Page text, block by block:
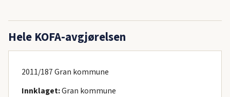
Hele KOFA-avgjørelsen
2011/187 Gran kommune
Innklaget:Gran kommune